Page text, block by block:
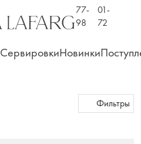
77-
98
01-
72
СервировкиНовинки
Фильтры